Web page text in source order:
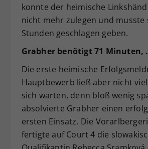
konnte der heimische
nicht mehr zulegen und musste
Stunden geschlagen geben.
Grabher benötigt 71 Minuten,
Die erste heimische
Hauptbewerb ließ aber nicht
sich warten, denn bloß wenig
absolvierte Grabher einen
ersten Einsatz. Die
fertigte auf Court 4 die